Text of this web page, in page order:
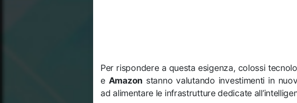
Per rispondere a questa esigenza, colossi
e Amazon stanno valutando investimenti in
ad alimentare le infrastrutture dedicate